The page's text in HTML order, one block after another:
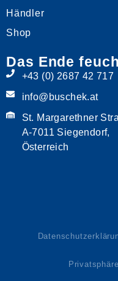
Händler
Shop
Das Ende
+43 (0) 2687 42 717
info@buschek.at
St. Margarethner
A-7011 Siegendorf,
Österreich